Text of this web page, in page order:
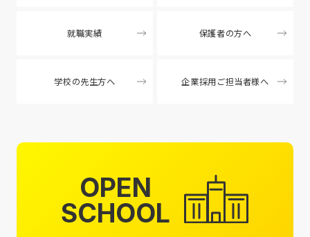
就職実績 保護者の方へ
学校の先生方へ 企業採用ご担当者様へ
OPEN
SCHOOL